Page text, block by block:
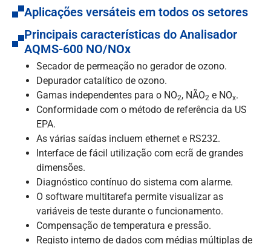
Aplicações versáteis em todos os setores
Principais características do Analisador
AQMS-600 NO/NOx
Secador de permeação no gerador de ozono.
Depurador catalítico de ozono.
Gamas independentes para o NO2, NÃO2 e NOx.
Conformidade com o método de referência da US
EPA.
As várias saídas incluem ethernet e RS232.
Interface de fácil utilização com ecrã de grandes
dimensões.
Diagnóstico contínuo do sistema com alarme.
O software multitarefa permite visualizar as
variáveis de teste durante o funcionamento.
Compensação de temperatura e pressão.
Registo interno de dados com médias múltiplas de